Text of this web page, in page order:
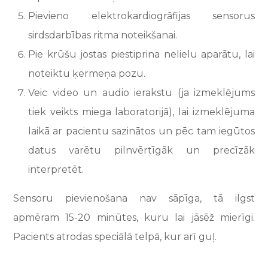
Pievieno elektrokardiogrāfijas sensorus
sirdsdarbības ritma noteikšanai.
Pie krūšu jostas piestiprina nelielu aparātu, lai
noteiktu ķermeņa pozu.
Veic video un audio ierakstu (ja izmeklējums
tiek veikts miega laboratorijā), lai izmeklējuma
laikā ar pacientu sazinātos un pēc tam iegūtos
datus varētu pilnvērtīgāk un precīzāk
interpretēt.
Sensoru pievienošana nav sāpīga, tā ilgst
apmēram 15-20 minūtes, kuru lai jāsēž mierīgi.
Pacients atrodas speciālā telpā, kur arī guļ.